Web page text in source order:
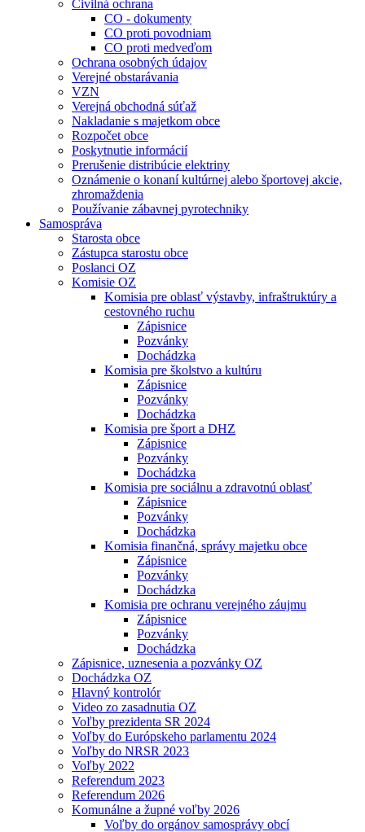
Civilná ochrana
CO - dokumenty
CO proti povodniam
CO proti medveďom
Ochrana osobných údajov
Verejné obstarávania
VZN
Verejná obchodná súťaž
Nakladanie s majetkom obce
Rozpočet obce
Poskytnutie informácií
Prerušenie distribúcie elektriny
Oznámenie o konaní kultúrnej alebo športovej akcie,
zhromaždenia
Používanie zábavnej pyrotechniky
Samospráva
Starosta obce
Zástupca starostu obce
Poslanci OZ
Komisie OZ
Komisia pre oblasť výstavby, infraštruktúry a
cestovného ruchu
Zápisnice
Pozvánky
Dochádzka
Komisia pre školstvo a kultúru
Zápisnice
Pozvánky
Dochádzka
Komisia pre šport a DHZ
Zápisnice
Pozvánky
Dochádzka
Komisia pre sociálnu a zdravotnú oblasť
Zápisnice
Pozvánky
Dochádzka
Komisia finančná, správy majetku obce
Zápisnice
Pozvánky
Dochádzka
Komisia pre ochranu verejného záujmu
Zápisnice
Pozvánky
Dochádzka
Zápisnice, uznesenia a pozvánky OZ
Dochádzka OZ
Hlavný kontrolór
Video zo zasadnutia OZ
Voľby prezidenta SR 2024
Voľby do Európskeho parlamentu 2024
Voľby do NRSR 2023
Voľby 2022
Referendum 2023
Referendum 2026
Komunálne a župné voľby 2026
Voľby do orgánov samosprávy obcí